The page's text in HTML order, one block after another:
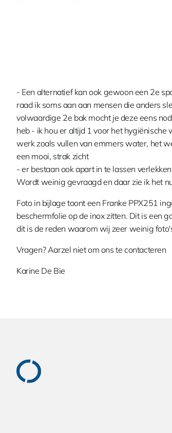
- Een alternatief kan ook gewoon een 2e
raad ik soms aan aan mensen die anders
volwaardige 2e bak mocht je deze eens
heb - ik hou er altijd 1 voor het
werk zoals vullen van emmers water, het
een mooi, strak zicht
- er bestaan ook apart in te lassen
Wordt weinig gevraagd en daar zie ik het
Foto in bijlage toont een Franke PPX251
beschermfolie op de inox zitten. Dit is een
dit is de reden waarom wij zeer weinig
Vragen? Aarzel niet om ons te contacteren
Karine De Bie